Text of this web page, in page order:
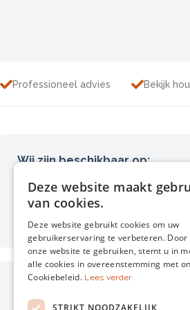
Professioneel advies Bekijk
Wij zijn beschikbaar op:
Afhalen
Retourneren
Maak een afspraak
Deze website maakt
van cookies.
Deze website gebruikt cookies om uw
gebruikerservaring te verbeteren. Door
onze website te gebruiken, stemt u in
alle cookies in overeenstemming met
Cookiebeleid. Lees verder
STRIKT NOODZAKELIJK